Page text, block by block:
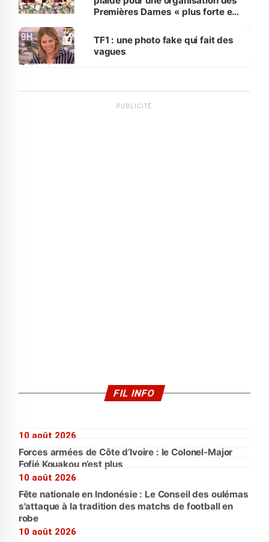
Premières Dames « plus forte et
sur la scène internationale »
TF1 : une photo fake qui fait des
vagues
PUBLICITÉ
FIL INFO
10 août 2026
Forces armées de Côte d’Ivoire : le Colonel-Major
Fofié Kouakou n’est plus
10 août 2026
Fête nationale en Indonésie : Le Conseil des oulémas
s'attaque à la tradition des matchs de football en
robe
10 août 2026